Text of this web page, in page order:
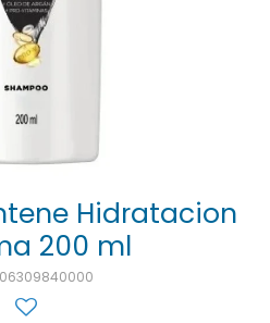
Hidratacion
200 ml